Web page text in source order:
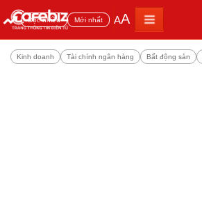
Đọc nhiều Mới nhất AA
Kinh doanh Tài chính ngân hàng Bất động sản